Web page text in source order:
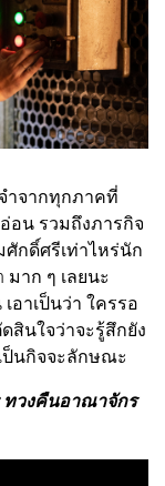
ำจากทุกภาคที่
อน รวมถึงภารกิจ
กดิ์ศรีเท่าไหร่นัก
มาก ๆ เลยนะ
อาเป็นว่า ใครรอ
สินใจว่าจะรู้สึกยัง
ป็นกิจจะลักษณะ
ทวงคืนอาณาจักร